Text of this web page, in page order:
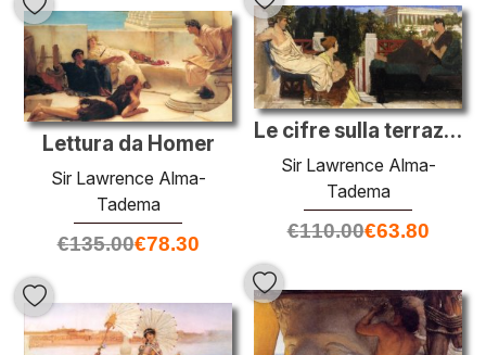
Le cifre sulla terrazza dall'Acropoli
Sir Lawrence Alma-
Tadema
€110.00€63.80
Lettura da Homer
Sir Lawrence Alma-
Tadema
€135.00€78.30